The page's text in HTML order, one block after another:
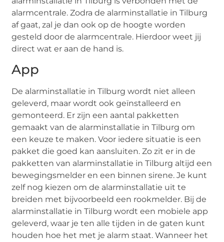
alarmcentrale. Zodra de alarminstallatie in Tilburg
af gaat, zal je dan ook op de hoogte worden
gesteld door de alarmcentrale. Hierdoor weet jij
direct wat er aan de hand is.
App
De alarminstallatie in Tilburg wordt niet alleen
geleverd, maar wordt ook geïnstalleerd en
gemonteerd. Er zijn een aantal pakketten
gemaakt van de alarminstallatie in Tilburg om
een keuze te maken. Voor iedere situatie is een
pakket die goed kan aansluiten. Zo zit er in de
pakketten van alarminstallatie in Tilburg altijd een
bewegingsmelder en een binnen sirene. Je kunt
zelf nog kiezen om de alarminstallatie uit te
breiden met bijvoorbeeld een rookmelder. Bij de
alarminstallatie in Tilburg wordt een mobiele app
geleverd, waar je ten alle tijden in de gaten kunt
houden hoe het met je alarm staat. Wanneer het